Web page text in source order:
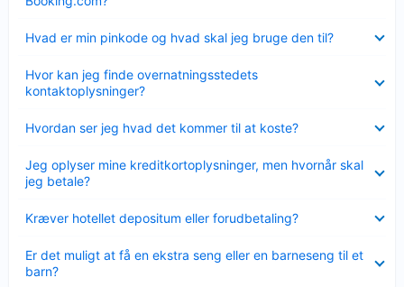
Hvad er min pinkode og hvad skal jeg bruge den til?
Hvor kan jeg finde overnatningsstedets
kontaktoplysninger?
Hvordan ser jeg hvad det kommer til at koste?
Jeg oplyser mine kreditkortoplysninger, men hvornår skal
jeg betale?
Kræver hotellet depositum eller forudbetaling?
Er det muligt at få en ekstra seng eller en barneseng til et
barn?